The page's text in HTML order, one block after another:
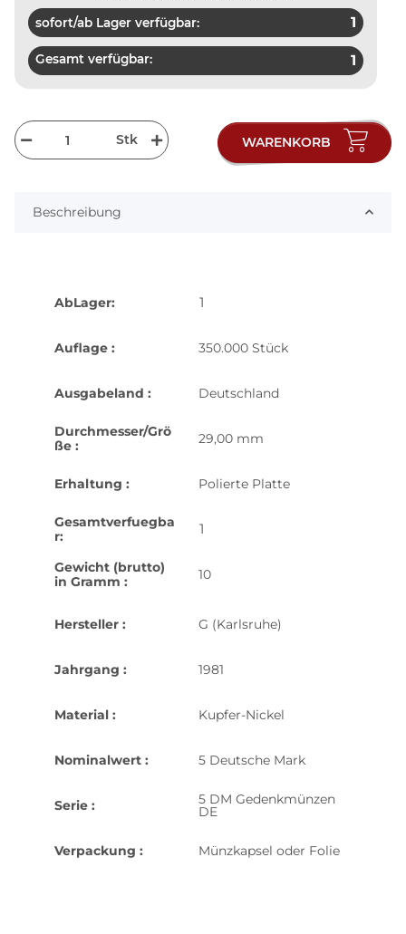
sofort/ab Lager verfügbar: 1
Gesamt verfügbar: 1
Stk WARENKORB
Beschreibung
AbLager: 1
Auflage : 350.000 Stück
Ausgabeland : Deutschland
Durchmesser/Grö
ße :
29,00 mm
Erhaltung : Polierte Platte
Gesamtverfuegba
r:
1
Gewicht (brutto)
in Gramm :
10
Hersteller : G (Karlsruhe)
Jahrgang : 1981
Material : Kupfer-Nickel
Nominalwert : 5 Deutsche Mark
Serie : 5 DM Gedenkmünzen
DE
Verpackung : Münzkapsel oder Folie